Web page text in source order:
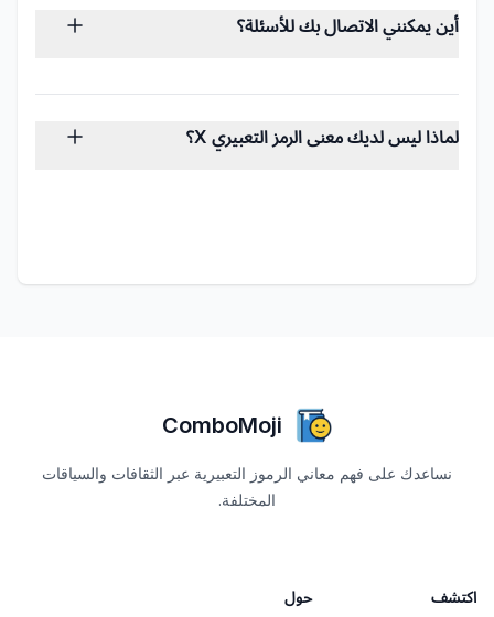
أنشئ الموقع بأكمله بالذكاء الاصطناعي، سيكون
الأدوات لتحسين عملك سيكون مثل رفض استخدام
المدقق الإملائي. الرؤى الثقافية وتحليل البيانات؟
أين يمكنني الاتصال بك للأسئلة؟
لماذا ليس لديك معنى الرمز التعبيري X؟
ComboMoji
نساعدك على فهم معاني الرموز التعبيرية عبر الثقافات والسياقات
المختلفة.
اكتشف حول